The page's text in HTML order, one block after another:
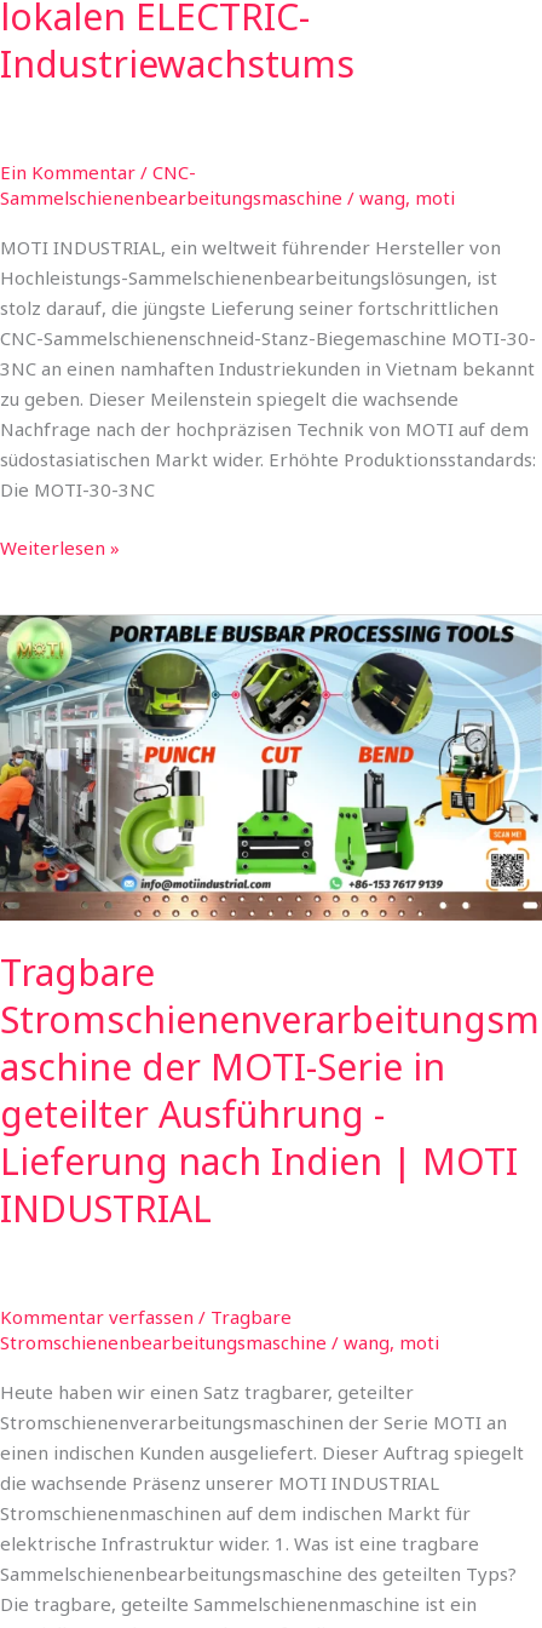
lokalen ELECTRIC-
Industriewachstums
Ein Kommentar / CNC-
Sammelschienenbearbeitungsmaschine / wang, moti
MOTI INDUSTRIAL, ein weltweit führender Hersteller von
Hochleistungs-Sammelschienenbearbeitungslösungen, ist
stolz darauf, die jüngste Lieferung seiner fortschrittlichen
CNC-Sammelschienenschneid-Stanz-Biegemaschine MOTI-30-
3NC an einen namhaften Industriekunden in Vietnam bekannt
zu geben. Dieser Meilenstein spiegelt die wachsende
Nachfrage nach der hochpräzisen Technik von MOTI auf dem
südostasiatischen Markt wider. Erhöhte Produktionsstandards:
Die MOTI-30-3NC
Weiterlesen »
Tragbare
Stromschienenverarbeitungsm
aschine der MOTI-Serie in
geteilter Ausführung -
Lieferung nach Indien | MOTI
INDUSTRIAL
Kommentar verfassen / Tragbare
Stromschienenbearbeitungsmaschine / wang, moti
Heute haben wir einen Satz tragbarer, geteilter
Stromschienenverarbeitungsmaschinen der Serie MOTI an
einen indischen Kunden ausgeliefert. Dieser Auftrag spiegelt
die wachsende Präsenz unserer MOTI INDUSTRIAL
Stromschienenmaschinen auf dem indischen Markt für
elektrische Infrastruktur wider. 1. Was ist eine tragbare
Sammelschienenbearbeitungsmaschine des geteilten Typs?
Die tragbare, geteilte Sammelschienenmaschine ist ein
Tragbare
Stromschienenverarbeitungsmaschine
der
MOTI-
Serie
in
geteilter
Ausführung
-
Lieferung
Indien
MOTI
INDUSTRIAL